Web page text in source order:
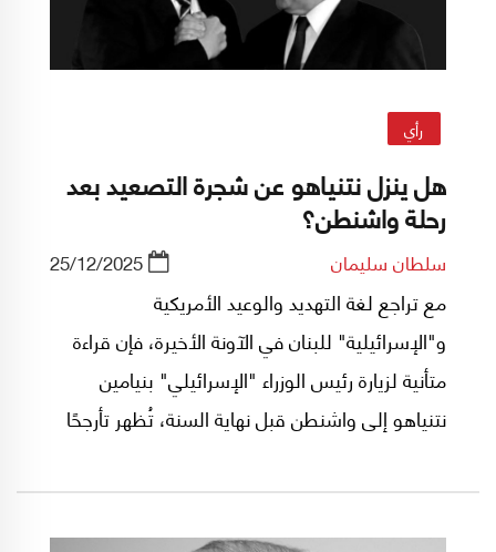
رأي
هل ينزل نتنياهو عن شجرة التصعيد بعد
رحلة واشنطن؟
سلطان سليمان 25/12/2025
مع تراجع لغة التهديد والوعيد الأمريكية
و"الإسرائيلية" للبنان في الآونة الأخيرة، فإن قراءة
متأنية لزيارة رئيس الوزراء "الإسرائيلي" بنيامين
نتنياهو إلى واشنطن قبل نهاية السنة، تُظهر تأرجحًا
عدوانه على لبنان، أو الاكتفاء بما حقّقه على مدى
سنتين من الحرب والتوجه إلى استثمار وحماية